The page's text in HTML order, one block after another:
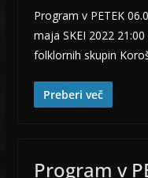
Program v PETEK
maja SKEI 2022
folklornih skupin
Preberi več
Program v